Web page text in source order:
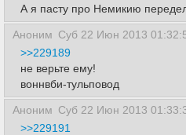
А я пасту про Немикию
Аноним Суб 22 Июн 2013
>>229189
не верьте ему!
воннвби-тульповод
Аноним Суб 22 Июн 2013
>>229191